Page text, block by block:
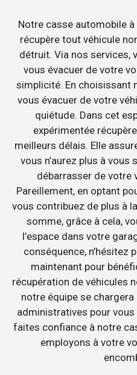
Notre casse automobile
récupère tout véhicule
détruit. Via nos services,
vous évacuer de votre
simplicité. En choisissant
vous évacuer de votre
quiétude. Dans cet
expérimentée
meilleurs délais. Elle
vous n’aurez plus à
débarrasser de votre
Pareillement, en optant
vous contribuez de plus à
somme, grâce à cela,
l’espace dans votre
conséquence, n’hésitez
maintenant pour
récupération de véhicules
notre équipe se
administratives pour
faites confiance à notre
employons à votre